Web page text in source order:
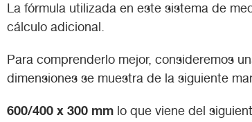
La fórmula utilizada en este sistema de
cálculo adicional.
Para comprenderlo mejor, consideremos
dimensiones se muestra de la siguiente
600/400 x 300 mm lo que viene del